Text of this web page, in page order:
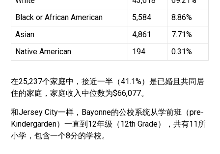
Black or African American
5,584
8.86%
Asian
4,861
7.71%
Native American
194 0.31%
在25,237个家庭中，接近一半（41.1%）是已婚且共同居
住的家庭，家庭收入中位数为$66,077。
和Jersey City一样，Bayonne的公校系统从学前班（pre-
Kindergarden）一直到12年级（12th Grade），共有11所
小学，包含一个8分的学校。